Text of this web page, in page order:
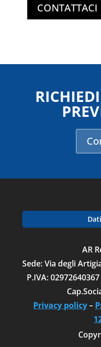
CONTATTACI
AR
Sede: Via degli
P.IVA:
Privacy policy–